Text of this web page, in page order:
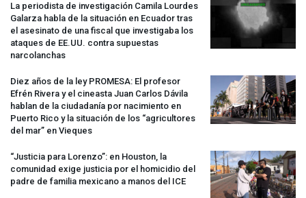
La periodista de investigación Camila Lourdes
Galarza habla de la situación en Ecuador tras
el asesinato de una fiscal que investigaba los
ataques de EE.UU. contra supuestas
narcolanchas
Diez años de la ley PROMESA: El profesor
Efrén Rivera y el cineasta Juan Carlos Dávila
hablan de la ciudadanía por nacimiento en
Puerto Rico y la situación de los “agricultores
del mar” en Vieques
“Justicia para Lorenzo”: en Houston, la
comunidad exige justicia por el homicidio del
padre de familia mexicano a manos del ICE